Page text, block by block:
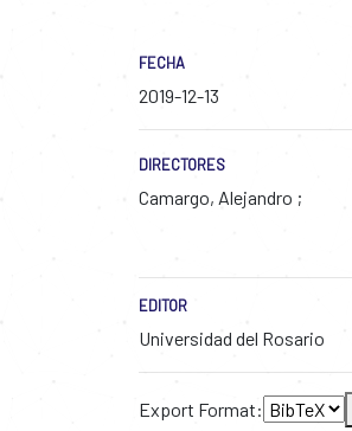
FECHA
2019-12-13
DIRECTORES
Camargo, Alejandro
EDITOR
Universidad del Rosario
Export Format: